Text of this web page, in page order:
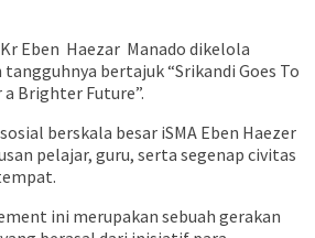
Eben Haezar Manado dikelola
bertajuk “Srikandi Goes To
Brighter Future”.
berskala besar iSMA Eben Haezer
pelajar, guru, serta segenap civitas
ini merupakan sebuah gerakan